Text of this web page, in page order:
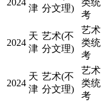
2024
津 分文理)
类统
考
2024
天
津
艺术(不
分文理)
艺术
类统
考
2024
天
津
艺术(不
分文理)
艺术
类统
考